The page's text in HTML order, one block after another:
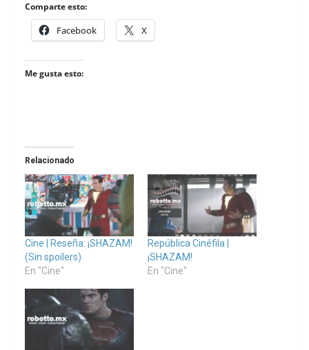
Comparte esto:
Facebook X
Me gusta esto:
Relacionado
Cine | Reseña: ¡SHAZAM!
(Sin spoilers)
En "Cine"
República Cinéfila |
¡SHAZAM!
En "Cine"